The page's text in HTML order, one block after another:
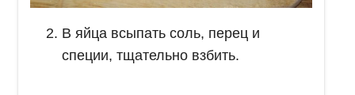
В яйца всыпать соль, перец и
специи, тщательно взбить.